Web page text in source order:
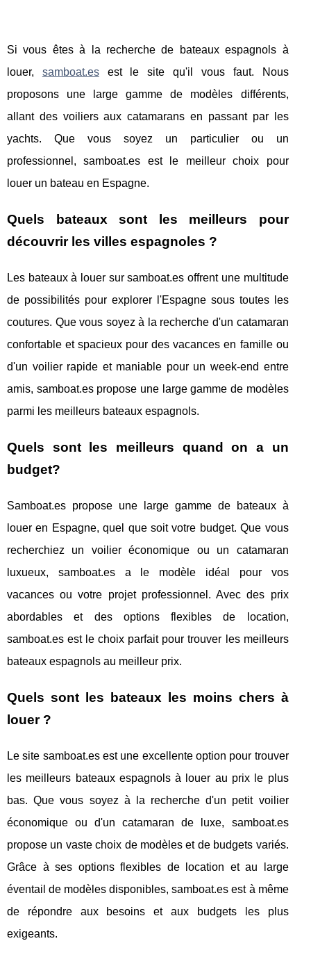
Si vous êtes à la recherche de bateaux espagnols à
louer, samboat.esest le site qu'il vous faut. Nous
proposons une large gamme de modèles différents,
allant des voiliers aux catamarans en passant par les
yachts. Que vous soyez un particulier ou un
professionnel, samboat.es est le meilleur choix pour
louer un bateau en Espagne.
Quels bateaux sont les meilleurs pour
découvrir les villes espagnoles ?
Les bateaux à louer sur samboat.es offrent une multitude
de possibilités pour explorer l'Espagne sous toutes les
coutures. Que vous soyez à la recherche d'un catamaran
confortable et spacieux pour des vacances en famille ou
d'un voilier rapide et maniable pour un week-end entre
amis, samboat.es propose une large gamme de modèles
parmi les meilleurs bateaux espagnols.
Quels sont les meilleurs quand on a un
budget?
Samboat.es propose une large gamme de bateaux à
louer en Espagne, quel que soit votre budget. Que vous
recherchiez un voilier économique ou un catamaran
luxueux, samboat.es a le modèle idéal pour vos
vacances ou votre projet professionnel. Avec des prix
abordables et des options flexibles de location,
samboat.es est le choix parfait pour trouver les meilleurs
bateaux espagnols au meilleur prix.
Quels sont les bateaux les moins chers à
louer ?
Le site samboat.es est une excellente option pour trouver
les meilleurs bateaux espagnols à louer au prix le plus
bas. Que vous soyez à la recherche d'un petit voilier
économique ou d'un catamaran de luxe, samboat.es
propose un vaste choix de modèles et de budgets variés.
Grâce à ses options flexibles de location et au large
éventail de modèles disponibles, samboat.es est à même
de répondre aux besoins et aux budgets les plus
exigeants.